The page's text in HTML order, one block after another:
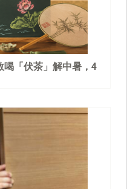
喝「伏茶」解中暑，4